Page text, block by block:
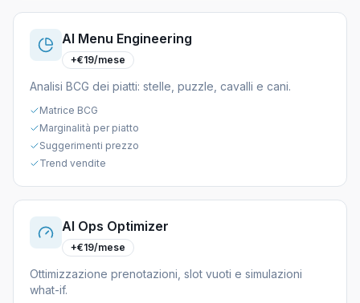
AI Menu Engineering
+€19/mese
Analisi BCG dei piatti: stelle, puzzle, cavalli e cani.
Matrice BCG
Marginalità per piatto
Suggerimenti prezzo
Trend vendite
AI Ops Optimizer
+€19/mese
Ottimizzazione prenotazioni, slot vuoti e simulazioni
what-if.